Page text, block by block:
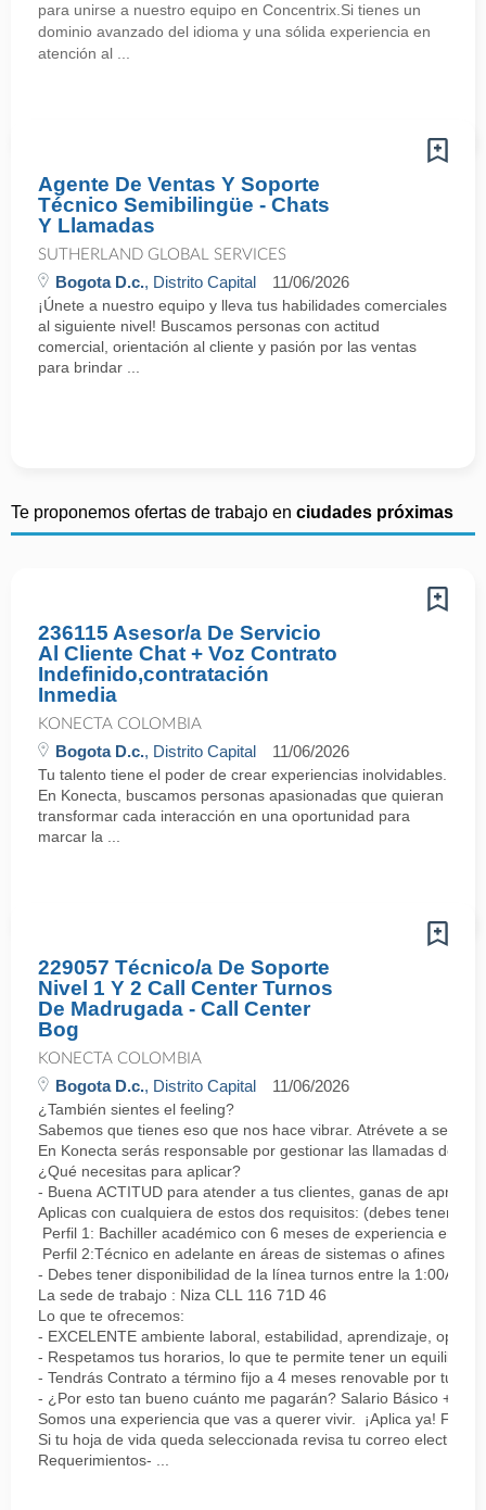
para unirse a nuestro equipo en Concentrix.Si tienes un
dominio avanzado del idioma y una sólida experiencia en
atención al ...
Agente De Ventas Y Soporte
Técnico Semibilingüe - Chats
Y Llamadas
SUTHERLAND GLOBAL SERVICES
Bogota D.c., Distrito Capital 11/06/2026
¡Únete a nuestro equipo y lleva tus habilidades comerciales
al siguiente nivel! Buscamos personas con actitud
comercial, orientación al cliente y pasión por las ventas
para brindar ...
Te proponemos ofertas de trabajo en ciudades próximas
236115 Asesor/a De Servicio
Al Cliente Chat + Voz Contrato
Indefinido,contratación
Inmedia
KONECTA COLOMBIA
Bogota D.c., Distrito Capital 11/06/2026
Tu talento tiene el poder de crear experiencias inolvidables.
En Konecta, buscamos personas apasionadas que quieran
transformar cada interacción en una oportunidad para
marcar la ...
229057 Técnico/a De Soporte
Nivel 1 Y 2 Call Center Turnos
De Madrugada - Call Center
Bog
KONECTA COLOMBIA
Bogota D.c., Distrito Capital 11/06/2026
¿También sientes el feeling?
Sabemos que tienes eso que nos hace vibrar. Atrévete a ser
En Konecta serás responsable por gestionar las llamadas de
¿Qué necesitas para aplicar?
- Buena ACTITUD para atender a tus clientes, ganas de
Aplicas con cualquiera de estos dos requisitos: (debes tener
Perfil 1: Bachiller académico con 6 meses de experiencia en
Perfil 2:Técnico en adelante en áreas de sistemas o afines
- Debes tener disponibilidad de la línea turnos entre la 1:00AM
La sede de trabajo : Niza CLL 116 71D 46
Lo que te ofrecemos:
- EXCELENTE ambiente laboral, estabilidad, aprendizaje,
- Respetamos tus horarios, lo que te permite tener un equilibrio
- Tendrás Contrato a término fijo a 4 meses renovable por tu
- ¿Por esto tan bueno cuánto me pagarán? Salario Básico +
Somos una experiencia que vas a querer vivir. ¡Aplica ya!
Si tu hoja de vida queda seleccionada revisa tu correo
Requerimientos- ...